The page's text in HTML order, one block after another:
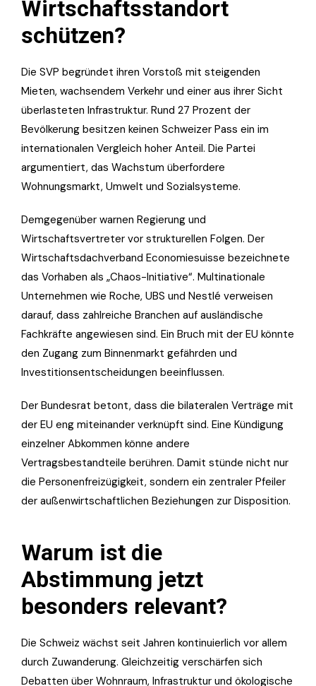
Wirtschaftsstandort
schützen?
Die SVP begründet ihren Vorstoß mit steigenden
Mieten, wachsendem Verkehr und einer aus ihrer Sicht
überlasteten Infrastruktur. Rund 27 Prozent der
Bevölkerung besitzen keinen Schweizer Pass ein im
internationalen Vergleich hoher Anteil. Die Partei
argumentiert, das Wachstum überfordere
Wohnungsmarkt, Umwelt und Sozialsysteme.
Demgegenüber warnen Regierung und
Wirtschaftsvertreter vor strukturellen Folgen. Der
Wirtschaftsdachverband Economiesuisse bezeichnete
das Vorhaben als „Chaos-Initiative“. Multinationale
Unternehmen wie Roche, UBS und Nestlé verweisen
darauf, dass zahlreiche Branchen auf ausländische
Fachkräfte angewiesen sind. Ein Bruch mit der EU könnte
den Zugang zum Binnenmarkt gefährden und
Investitionsentscheidungen beeinflussen.
Der Bundesrat betont, dass die bilateralen Verträge mit
der EU eng miteinander verknüpft sind. Eine Kündigung
einzelner Abkommen könne andere
Vertragsbestandteile berühren. Damit stünde nicht nur
die Personenfreizügigkeit, sondern ein zentraler Pfeiler
der außenwirtschaftlichen Beziehungen zur Disposition.
Warum ist die
Abstimmung jetzt
besonders relevant?
Die Schweiz wächst seit Jahren kontinuierlich vor allem
durch Zuwanderung. Gleichzeitig verschärfen sich
Debatten über Wohnraum, Infrastruktur und ökologische